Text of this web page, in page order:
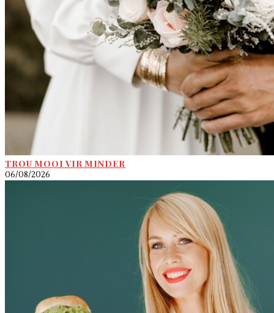
TROU MOOI VIR MINDER
06/08/2026